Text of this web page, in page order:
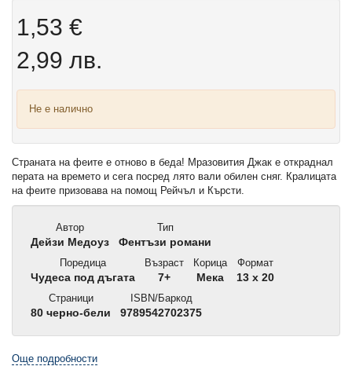
1,53 €
2,99 лв.
Не е налично
Страната на феите е отново в беда! Мразовития Джак е откраднал
перата на времето и сега посред лято вали обилен сняг. Кралицата
на феите призовава на помощ Рейчъл и Кърсти.
Автор
Дейзи Медоуз
Тип
Фентъзи романи
Поредица
Чудеса под дъгата
Възраст
7+
Корица
Мека
Формат
13 x 20
Страници
80 черно-бели
ISBN/Баркод
9789542702375
Още подробности